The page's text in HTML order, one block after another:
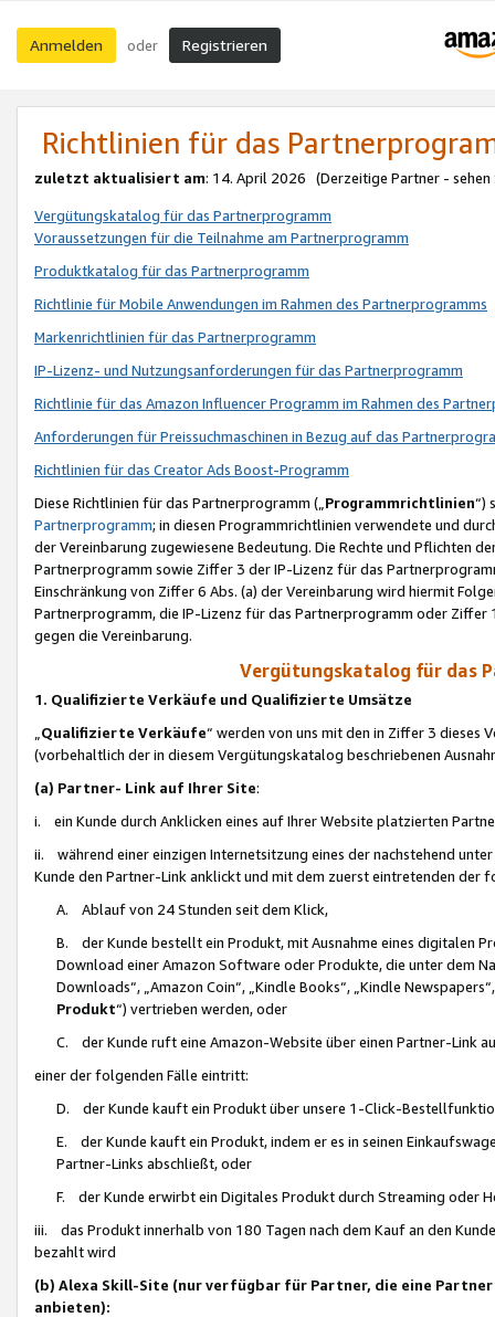
Anmelden oder Registrieren
Richtlinien für das
zuletzt aktualisiert am: 14. April 2026 (Derzeitige Partner - sehen
Vergütungskatalog für das Partnerprogramm
Voraussetzungen für die Teilnahme am Partnerprogramm
Produktkatalog für das Partnerprogramm
Richtlinie für Mobile Anwendungen im Rahmen des Partnerprogramms
Markenrichtlinien für das Partnerprogramm
IP-Lizenz- und Nutzungsanforderungen für das Partnerprogramm
Richtlinie für das Amazon Influencer Programm im Rahmen des
Anforderungen für Preissuchmaschinen in Bezug auf das
Richtlinien für das Creator Ads Boost-Programm
Diese Richtlinien für das Partnerprogramm („Programmrichtlinien“)
Partnerprogramm; in diesen Programmrichtlinien verwendete und
der Vereinbarung zugewiesene Bedeutung. Die Rechte und Pflichten
Partnerprogramm sowie Ziffer 3 der IP-Lizenz für das
Einschränkung von Ziffer 6 Abs. (a) der Vereinbarung wird hiermit
Partnerprogramm, die IP-Lizenz für das Partnerprogramm oder
gegen die Vereinbarung.
Vergütungskatalog für das
1. Qualifizierte Verkäufe und Qualifizierte Umsätze
Qualifizierte Verkäufe“ werden von uns mit den in Ziffer 3
(vorbehaltlich der in diesem Vergütungskatalog beschriebenen
(a) Partner- Link auf Ihrer Site:
i. ein Kunde durch Anklicken eines auf Ihrer Website platzierten
ii. während einer einzigen Internetsitzung eines der nachstehend
Kunde den Partner-Link anklickt und mit dem zuerst eintretenden der
A. Ablauf von 24 Stunden seit dem Klick,
B. der Kunde bestellt ein Produkt, mit Ausnahme eines digitalen
Download einer Amazon Software oder Produkte, die unter dem
Downloads“, „Amazon Coin“, „Kindle Books“, „Kindle
Produkt“) vertrieben werden, oder
C. der Kunde ruft eine Amazon-Website über einen Partner-Link
einer der folgenden Fälle eintritt:
D. der Kunde kauft ein Produkt über unsere 1-Click-
E. der Kunde kauft ein Produkt, indem er es in seinen
Partner-Links abschließt, oder
F. der Kunde erwirbt ein Digitales Produkt durch Streaming oder
iii. das Produkt innerhalb von 180 Tagen nach dem Kauf an den
bezahlt wird
(b) Alexa Skill-Site (nur verfügbar für Partner, die eine
anbieten):